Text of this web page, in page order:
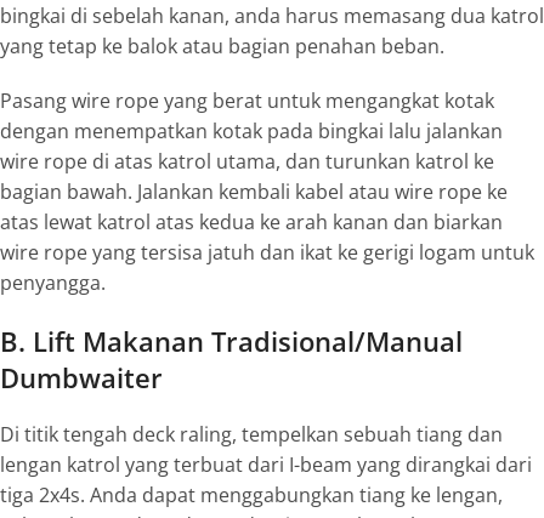
bingkai di sebelah kanan, anda harus memasang dua katrol
yang tetap ke balok atau bagian penahan beban.
Pasangwire ropeyang berat untuk mengangkat kotak
dengan menempatkan kotak pada bingkai lalu jalankan
wire rope di atas katrol utama, dan turunkan katrol ke
bagian bawah. Jalankan kembali kabel atau wire rope ke
atas lewat katrol atas kedua ke arah kanan dan biarkan
wire ropeyang tersisa jatuh dan ikat ke gerigi logam untuk
penyangga.
B. Lift Makanan Tradisional/Manual
Dumbwaiter
Di titik tengah deck raling, tempelkan sebuah tiang dan
lengan katrol yang terbuat dari I-beam yang dirangkai dari
tiga 2x4s. Anda dapat menggabungkan tiang ke lengan,